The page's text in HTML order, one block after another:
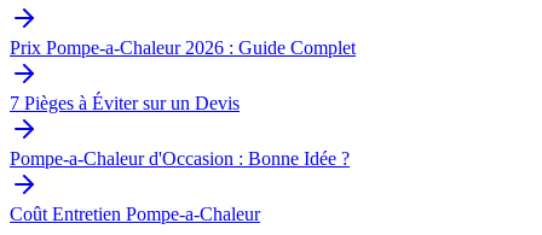
Prix Pompe-a-Chaleur 2026 : Guide Complet
7 Pièges à Éviter sur un Devis
Pompe-a-Chaleur d'Occasion : Bonne Idée ?
Coût Entretien Pompe-a-Chaleur